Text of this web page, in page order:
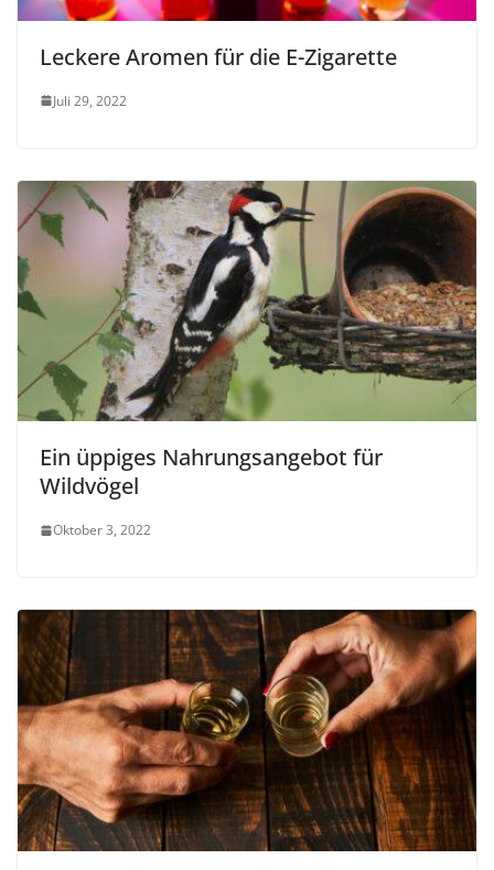
Leckere Aromen für die E-Zigarette
Juli 29, 2022
Ein üppiges Nahrungsangebot für
Wildvögel
Oktober 3, 2022